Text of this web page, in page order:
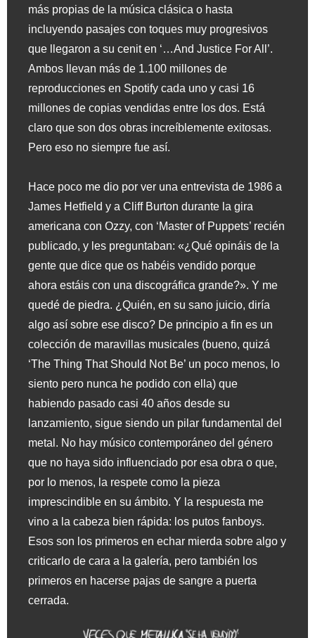
más propias de la música clásica o hasta
incluyendo pasajes con toques muy progresivos
que llegaron a su cenit en ‘…And Justice For All’.
Ambos llevan más de 1.100 millones de
reproducciones en Spotify cada uno y casi 16
millones de copias vendidas entre los dos. Está
claro que son dos obras increíblemente exitosas.
Pero eso no siempre fue así.
Hace poco me dio por ver una entrevista de 1986 a
James Hetfield y a Cliff Burton durante la gira
americana con Ozzy, con ‘Master of Puppets’ recién
publicado, y les preguntaban: «¿Qué opináis de la
gente que dice que os habéis vendido porque
ahora estáis con una discográfica grande?». Y me
quedé de piedra. ¿Quién, en su sano juicio, diría
algo así sobre ese disco? De principio a fin es un
colección de maravillas musicales (bueno, quizá
‘The Thing That Should Not Be’ un poco menos, lo
siento pero nunca he podido con ella) que
habiendo pasado casi 40 años desde su
lanzamiento, sigue siendo un pilar fundamental del
metal. No hay músico contemporáneo del género
que no haya sido influenciado por esa obra o que,
por lo menos, la respete como la pieza
imprescindible en su ámbito. Y la respuesta me
vino a la cabeza bien rápida: los putos fanboys.
Esos son los primeros en echar mierda sobre algo y
criticarlo de cara a la galería, pero también los
primeros en hacerse pajas de sangre a puerta
cerrada.